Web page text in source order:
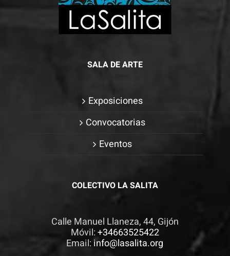
SALA DE ARTE
Exposiciones
Convocatorias
Eventos
COLECTIVO LA SALITA
Calle Manuel Llaneza, 44, Gijón
Móvil:+34663525422
Email:info@lasalita.org